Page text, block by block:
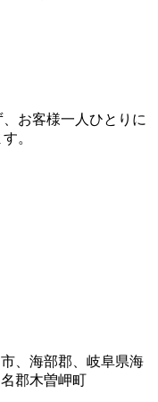
お客様一人ひとりに
。
、海部郡、岐阜県海
郡木曽岬町